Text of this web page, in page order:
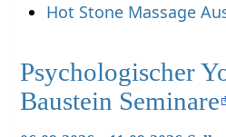
Hot Stone Massage
Psychologischer
Baustein Seminare